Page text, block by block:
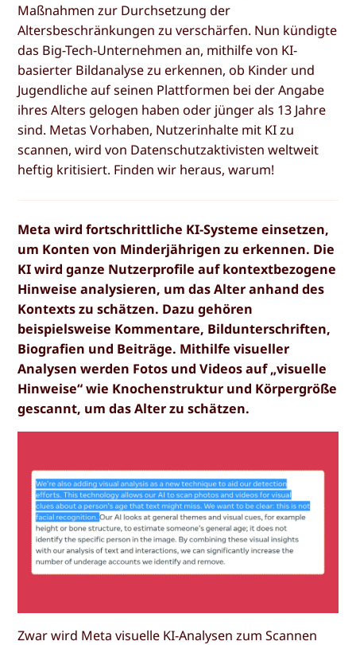
Maßnahmen zur Durchsetzung der
Altersbeschränkungen zu verschärfen. Nun kündigte
das Big-Tech-Unternehmen an, mithilfe von KI-
basierter Bildanalyse zu erkennen, ob Kinder und
Jugendliche auf seinen Plattformen bei der Angabe
ihres Alters gelogen haben oder jünger als 13 Jahre
sind. Metas Vorhaben, Nutzerinhalte mit KI zu
scannen, wird von Datenschutzaktivisten weltweit
heftig kritisiert. Finden wir heraus, warum!
Meta wird fortschrittliche KI-Systeme einsetzen,
um Konten von Minderjährigen zu erkennen. Die
KI wird ganze Nutzerprofile auf kontextbezogene
Hinweise analysieren, um das Alter anhand des
Kontexts zu schätzen. Dazu gehören
beispielsweise Kommentare, Bildunterschriften,
Biografien und Beiträge. Mithilfe visueller
Analysen werden Fotos und Videos auf „visuelle
Hinweise“ wie Knochenstruktur und Körpergröße
gescannt, um das Alter zu schätzen.
Zwar wird Meta visuelle KI-Analysen zum Scannen